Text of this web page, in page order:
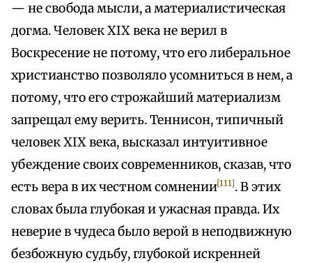
— не свобода мысли, а материалистическая
догма. Человек XIX века не верил в
Воскресение не потому, что его либеральное
христианство позволяло усомниться в нем, а
потому, что его строжайший материализм
запрещал ему верить. Теннисон, типичный
человек XIX века, высказал интуитивное
убеждение своих современников, сказав, что
есть вера в их честном сомнении[111]. В этих
словах была глубокая и ужасная правда. Их
неверие в чудеса было верой в неподвижную
безбожную судьбу, глубокой искренней